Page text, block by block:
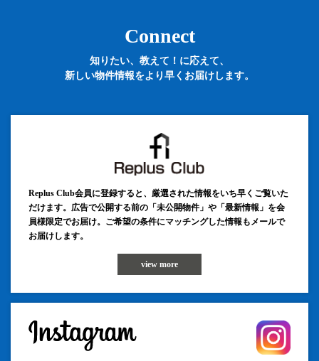
Connect
知りたい、教えて！に応えて、
新しい物件情報をより早くお届けします。
Replus Club会員に登録すると、厳選された情報をいち早くご覧いた
だけます。広告で公開する前の「未公開物件」や「最新情報」を会
員様限定でお届け。ご希望の条件にマッチングした情報もメールで
お届けします。
view more